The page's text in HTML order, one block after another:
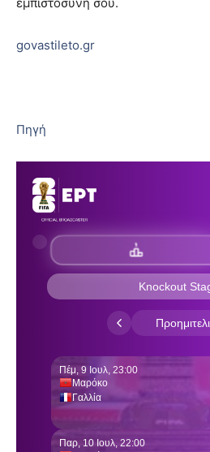
εμπιστοσύνη σου.
govastileto.gr
Πηγή